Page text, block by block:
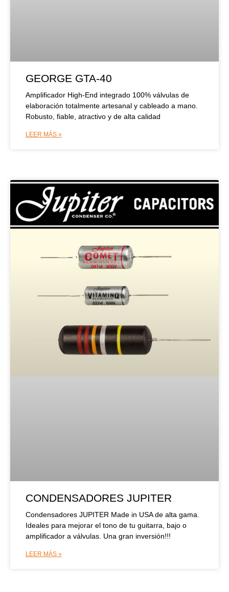
GEORGE GTA-40
Amplificador High-End integrado 100% válvulas de
elaboración totalmente artesanal y cableado a mano.
Robusto, fiable, atractivo y de alta calidad
LEER MÁS »
CONDENSADORES JUPITER
Condensadores JUPITER Made in USA de alta gama.
Ideales para mejorar el tono de tu guitarra, bajo o
amplificador a válvulas. Una gran inversión!!!
LEER MÁS »